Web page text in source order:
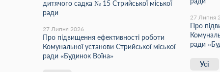
дитячого садка № 15 Стрийської міської
ради
27 Липня 2026
Про підвищення ефективності роботи
Комунальної установи Стрийської міської
ради «Будинок Воїна»
27 Липня
Про
ради
Усі